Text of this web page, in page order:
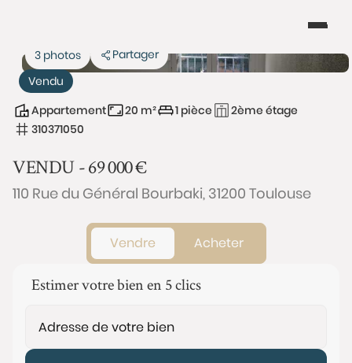
Vendu
3 photos Partager
Appartement 20 m² 1 pièce
2ème étage
310371050
VENDU -69 000€
110 Rue du Général Bourbaki, 31200 Toulouse
Vendre Acheter
Estimer votre bien en 5 clics